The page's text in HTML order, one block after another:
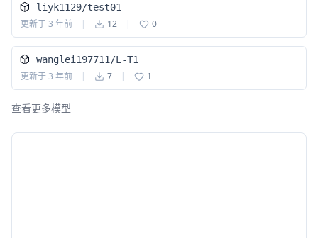
liyk1129/test01
更新于3 年前 | 12 | 0
wanglei197711/L-T1
更新于3 年前 | 7 | 1
查看更多模型